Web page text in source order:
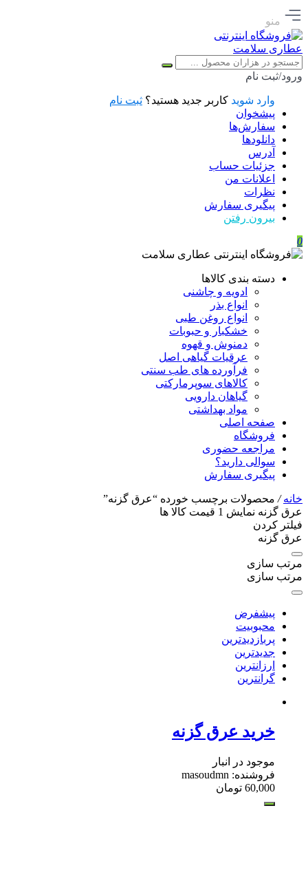
منو
ورود/ثبت نام
وارد شوید کاربر جدید هستید؟ ثبت نام
پیشخوان
سفارش‌ها
دانلودها
آدرس
جزئیات حساب
اعلانات من
نظرات
پیگیری سفارش
بیرون رفتن
0
دسته بندی کالاها
ادویه و چاشنی
انواع بذر
انواع روغن طبی
خشکبار و حبوبات
دمنوش و قهوه
عرقیات گیاهی اصل
فرآورده های طب سنتی
کالاهای سوپرمارکتی
گیاهان دارویی
مواد بهداشتی
صفحه اصلی
فروشگاه
مراجعه حضوری
سوالی دارید؟
پیگیری سفارش
خانه/ محصولات برچسب خورده “عرق گزنه”
عرق گزنه نمایش 1 قیمت کالا ها
فیلتر کردن
عرق گزنه
مرتب سازی
مرتب سازی
پیشفرض
محبوبیت
پربازدیدترین
جدیدترین
ارزانترین
گرانترین
خرید عرق گزنه
موجود در انبار
فروشنده: masoudmn
60,000 تومان